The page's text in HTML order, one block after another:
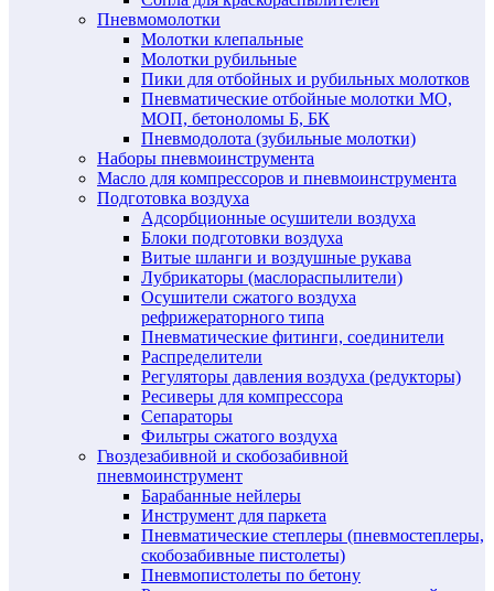
Пневмомолотки
Молотки клепальные
Молотки рубильные
Пики для отбойных и рубильных молотков
Пневматические отбойные молотки МО,
МОП, бетоноломы Б, БК
Пневмодолота (зубильные молотки)
Наборы пневмоинструмента
Масло для компрессоров и пневмоинструмента
Подготовка воздуха
Адсорбционные осушители воздуха
Блоки подготовки воздуха
Витые шланги и воздушные рукава
Лубрикаторы (маслораспылители)
Осушители сжатого воздуха
рефрижераторного типа
Пневматические фитинги, соединители
Распределители
Регуляторы давления воздуха (редукторы)
Ресиверы для компрессора
Сепараторы
Фильтры сжатого воздуха
Гвоздезабивной и скобозабивной
пневмоинструмент
Барабанные нейлеры
Инструмент для паркета
Пневматические степлеры (пневмостеплеры,
скобозабивные пистолеты)
Пневмопистолеты по бетону